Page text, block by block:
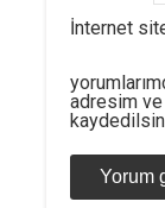
İnternet
adresim ve